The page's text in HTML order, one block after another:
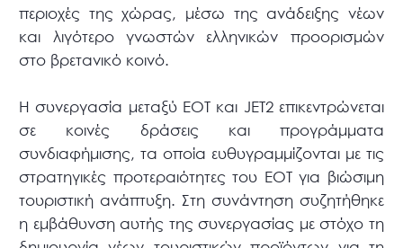
περιοχές της χώρας, μέσω της ανάδειξης νέων
και λιγότερο γνωστών ελληνικών προορισμών
στο βρετανικό κοινό.
Η συνεργασία μεταξύ ΕΟΤ και JET2 επικεντρώνεται
σε κοινές δράσεις και προγράμματα
συνδιαφήμισης, τα οποία ευθυγραμμίζονται με τις
στρατηγικές προτεραιότητες του ΕΟΤ για βιώσιμη
τουριστική ανάπτυξη. Στη συνάντηση συζητήθηκε
η εμβάθυνση αυτής της συνεργασίας με στόχο τη